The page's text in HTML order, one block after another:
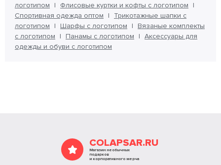
логотипом
Флисовые куртки и кофты с логотипом
Спортивная одежда оптом
Трикотажные шапки с
логотипом
Шарфы с логотипом
Вязаные комплекты
с логотипом
Панамы с логотипом
Аксессуары для
одежды и обуви с логотипом
COLAPSAR.RU
Магазин необычных
подарков
и корпоративного мерча